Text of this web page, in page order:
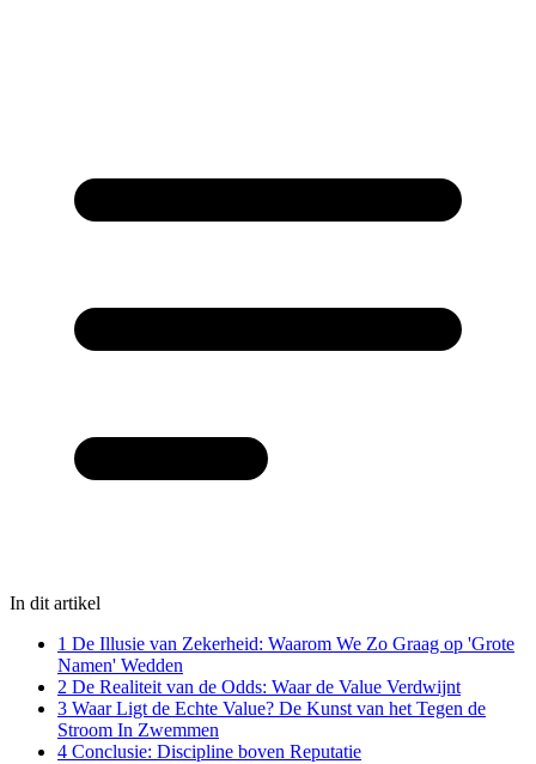
In dit artikel
1 De Illusie van Zekerheid: Waarom We Zo Graag op 'Grote
Namen' Wedden
2 De Realiteit van de Odds: Waar de Value Verdwijnt
3 Waar Ligt de Echte Value? De Kunst van het Tegen de
Stroom In Zwemmen
4 Conclusie: Discipline boven Reputatie